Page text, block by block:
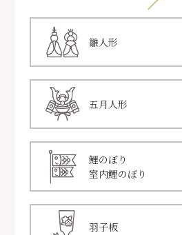
雛人形
五月人形
鯉のぼり
室内鯉のぼり
羽子板